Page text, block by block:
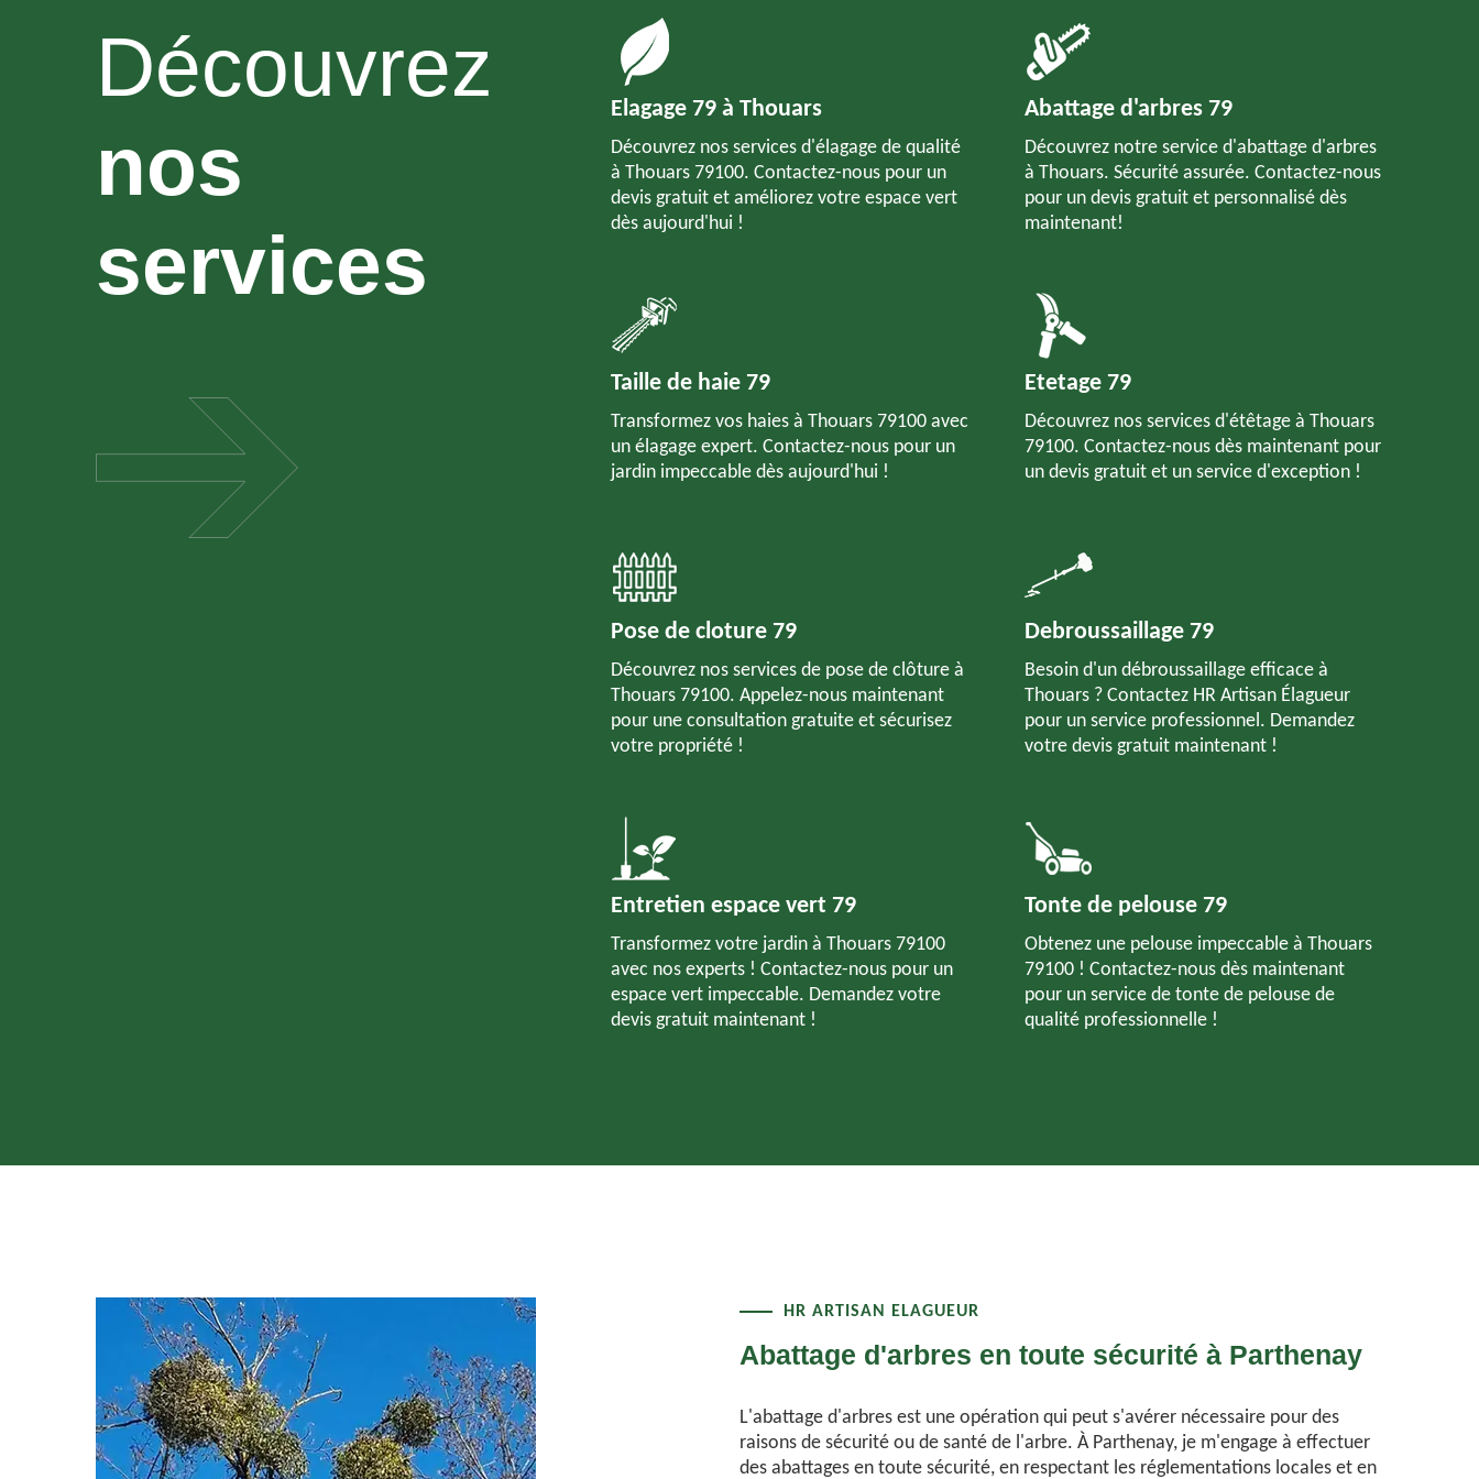
Découvrez
nos
services
Elagage 79 à Thouars
Découvrez nos services d'élagage de qualité
à Thouars 79100. Contactez-nous pour un
devis gratuit et améliorez votre espace vert
dès aujourd'hui !
Abattage d'arbres 79
Découvrez notre service d'abattage d'arbres
à Thouars. Sécurité assurée. Contactez-nous
pour un devis gratuit et personnalisé dès
maintenant!
Taille de haie 79
Transformez vos haies à Thouars 79100 avec
un élagage expert. Contactez-nous pour un
jardin impeccable dès aujourd'hui !
Etetage 79
Découvrez nos services d'étêtage à Thouars
79100. Contactez-nous dès maintenant pour
un devis gratuit et un service d'exception !
Pose de cloture 79
Découvrez nos services de pose de clôture à
Thouars 79100. Appelez-nous maintenant
pour une consultation gratuite et sécurisez
votre propriété !
Debroussaillage 79
Besoin d'un débroussaillage efficace à
Thouars ? Contactez HR Artisan Élagueur
pour un service professionnel. Demandez
votre devis gratuit maintenant !
Entretien espace vert 79
Transformez votre jardin à Thouars 79100
avec nos experts ! Contactez-nous pour un
espace vert impeccable. Demandez votre
devis gratuit maintenant !
Tonte de pelouse 79
Obtenez une pelouse impeccable à Thouars
79100 ! Contactez-nous dès maintenant
pour un service de tonte de pelouse de
qualité professionnelle !
HR ARTISAN ELAGUEUR
Abattage d'arbres en toute sécurité à Parthenay
L'abattage d'arbres est une opération qui peut s'avérer nécessaire pour des
raisons de sécurité ou de santé de l'arbre. À Parthenay, je m'engage à effectuer
des abattages en toute sécurité, en respectant les réglementations locales et en